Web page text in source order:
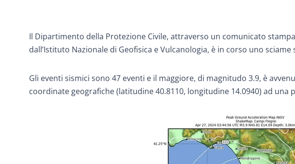
Il Dipartimento della Protezione Civile, attraverso un comunicato
dall’Istituto Nazionale di Geofisica e Vulcanologia, è in corso uno sciame
Gli eventi sismici sono 47 eventi e il maggiore, di magnitudo 3.9, è
coordinate geografiche (latitudine 40.8110, longitudine 14.0940) ad una